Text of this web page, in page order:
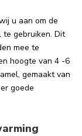
u aan om de
te gebruiken. Dit
mee te
hoogte van 4 -6
gemaakt van
goede